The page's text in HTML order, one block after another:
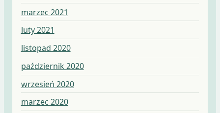
marzec 2021
luty 2021
listopad 2020
październik 2020
wrzesień 2020
marzec 2020